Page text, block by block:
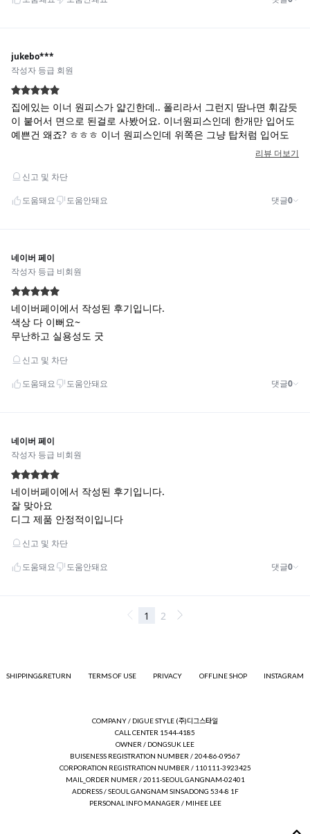
SHIPPING&RETURN TERMS OF USE PRIVACY OFFLINE SHOP INSTAGRAM
COMPANY / DIGUE STYLE (주)디그스타일
CALL CENTER 1544-4185
OWNER / DONGSUK LEE
BUISENESS REGISTRATION NUMBER / 204-86-09567
CORPORATION REGISTRATION NUMBER / 110111-3923425
MAIL_ORDER NUMER / 2011-SEOUL GANGNAM-02401
ADDRESS / SEOUL GANGNAM SINSADONG 534-8 1F
PERSONAL INFO MANAGER / MIHEE LEE